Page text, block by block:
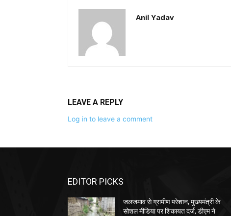
Anil Yadav
LEAVE A REPLY
Log in to leave a comment
EDITOR PICKS
जलजमाव से ग्रामीण परेशान, मुख्यमंत्री के
सोशल मीडिया पर शिकायत दर्ज, डीएम ने